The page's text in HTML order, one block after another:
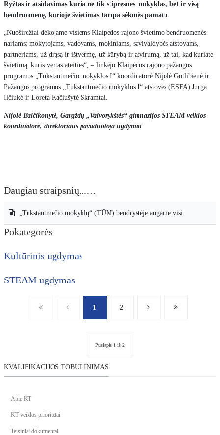
Ryžtas ir atsidavimas kuria ne tik stipresnes mokyklas, bet ir visą
bendruomenę, kurioje švietimas tampa sėkmės pamatu
„Nuoširdžiai dėkojame visiems Klaipėdos rajono švietimo bendruomenės
nariams: mokytojams, vadovams, mokiniams, savivaldybės atstovams,
partneriams, už drąsą ir ištvermę, už kūrybą ir atvirumą, už tai, kad kuriate
švietimą, kuris vertas ateities“, – linkėjo Klaipėdos rajono pažangos
programos „Tūkstantmečio mokyklos I“ koordinatorė Nijolė Gotlibienė ir
Pažangos programos „Tūkstantmečio mokyklos I“ atstovės (ESFA) Jurga
Ilčiukė ir Loreta Kačiušytė Skramtai.
Nijolė Balčikonytė, Gargždų „Vaivorykštės“ gimnazijos STEAM veiklos
koordinatorė, direktoriaus pavaduotoja ugdymui
Daugiau straipsnių...…
„Tūkstantmečio mokyklų“ (TŪM) bendrystėje augame visi
Pokategorės
Kultūrinis ugdymas
STEAM ugdymas
1 2
Puslapis 1 iš 2
KVALIFIKACIJOS TOBULINIMAS
Apie KT
KT veiklos prioritetai
Teisiniai dokumentai